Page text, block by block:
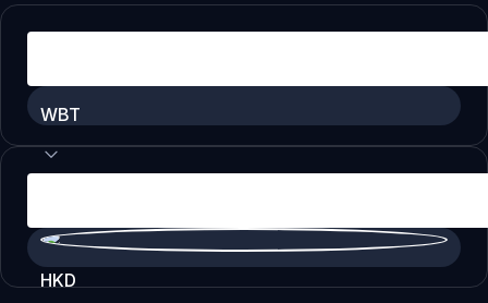
WBT
HKD